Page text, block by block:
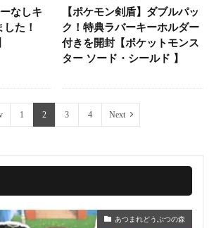
なしキ
た！
【ポケモン剣盾】ダブルパッ
ク！特典ラバーキーホルダー
付きを開封【ポケットモンス
ター ソード・シールド 】
1 2 3 4 Next
あつまれどうぶつの森